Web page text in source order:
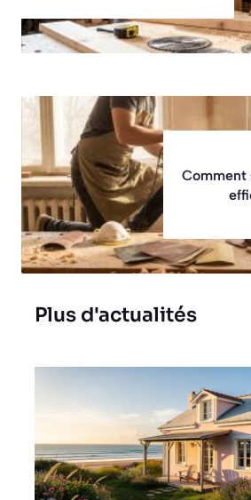
Comment
Plus d'actualités